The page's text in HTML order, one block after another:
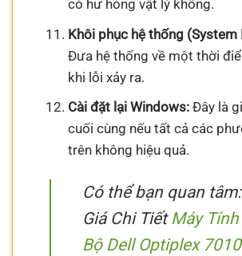
có hư hỏng vật lý không.
Khôi phục hệ thống (System
Đưa hệ thống về một thời
khi lỗi xảy ra.
Cài đặt lại Windows:Đây là
cuối cùng nếu tất cả các
trên không hiệu quả.
Có thể bạn quan
Giá Chi TiếtMáy
Bộ Dell Optiplex 7010